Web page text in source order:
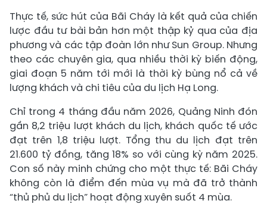
Thực tế, sức hút của Bãi Cháy là kết quả của chiến
lược đầu tư bài bản hơn một thập kỷ qua của địa
phương và các tập đoàn lớn như Sun Group. Nhưng
theo các chuyên gia, qua nhiều thời kỳ biến động,
giai đoạn 5 năm tới mới là thời kỳ bùng nổ cả về
lượng khách và chi tiêu của du lịch Hạ Long.
Chỉ trong 4 tháng đầu năm 2026, Quảng Ninh đón
gần 8,2 triệu lượt khách du lịch, khách quốc tế ước
đạt trên 1,8 triệu lượt. Tổng thu du lịch đạt trên
21.600 tỷ đồng, tăng 18% so với cùng kỳ năm 2025.
Con số này minh chứng cho một thực tế: Bãi Cháy
không còn là điểm đến mùa vụ mà đã trở thành
“thủ phủ du lịch” hoạt động xuyên suốt 4 mùa.